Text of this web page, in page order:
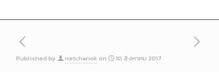
Published by netchanok on 10 สิงหาคม 2017